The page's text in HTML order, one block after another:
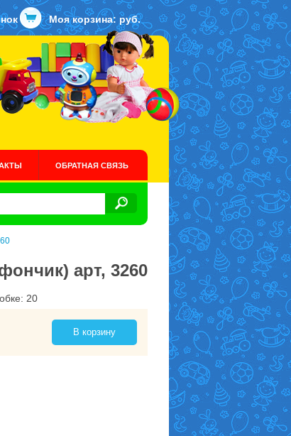
Моя корзина: руб.
ОБРАТНАЯ СВЯЗЬ
арт, 3260
20
В корзину